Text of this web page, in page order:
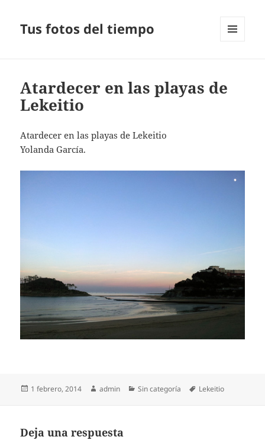
Tus fotos del tiempo
Atardecer en las playas de
Lekeitio
Atardecer en las playas de Lekeitio
Yolanda García.
Publicado
1 febrero, 2014 Autor
admin Categorías
Sin categoría Etiquetas
Lekeitio
Deja una respuesta